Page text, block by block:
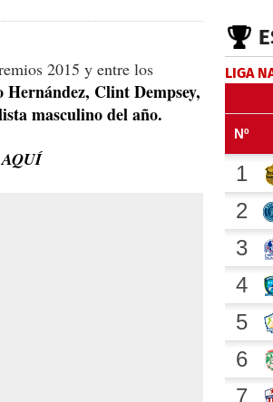
2015 y entre los
Clint Dempsey,
masculino del año.
LIGA